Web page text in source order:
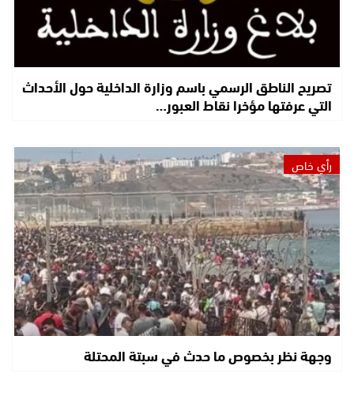
تصريح الناطق الرسمي باسم وزارة الداخلية حول الأحداث
التي عرفتها مؤخرا نقاط العبور…
رأي خاص
وجهة نظر بخصوص ما حدث في سبتة المحتلة